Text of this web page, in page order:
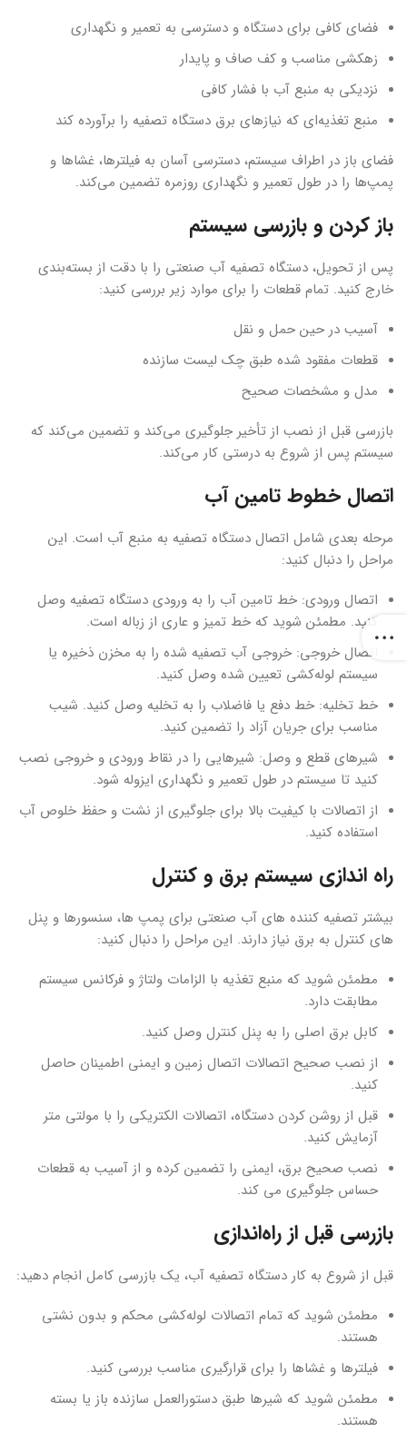
فضای کافی برای دستگاه و دسترسی به تعمیر و نگهداری
زهکشی مناسب و کف صاف و پایدار
نزدیکی به منبع آب با فشار کافی
منبع تغذیه‌ای که نیازهای برق دستگاه تصفیه را برآورده کند
فضای باز در اطراف سیستم، دسترسی آسان به فیلترها، غشاها و
پمپ‌ها را در طول تعمیر و نگهداری روزمره تضمین می‌کند.
باز کردن و بازرسی سیستم
پس از تحویل، دستگاه تصفیه آب صنعتی را با دقت از بسته‌بندی
خارج کنید. تمام قطعات را برای موارد زیر بررسی کنید:
آسیب در حین حمل و نقل
قطعات مفقود شده طبق چک لیست سازنده
مدل و مشخصات صحیح
بازرسی قبل از نصب از تأخیر جلوگیری می‌کند و تضمین می‌کند که
سیستم پس از شروع به درستی کار می‌کند.
اتصال خطوط تامین آب
مرحله بعدی شامل اتصال دستگاه تصفیه به منبع آب است. این
مراحل را دنبال کنید:
اتصال ورودی: خط تامین آب را به ورودی دستگاه تصفیه وصل
کنید. مطمئن شوید که خط تمیز و عاری از زباله است.
اتصال خروجی: خروجی آب تصفیه شده را به مخزن ذخیره یا
سیستم لوله‌کشی تعیین شده وصل کنید.
خط تخلیه: خط دفع یا فاضلاب را به تخلیه وصل کنید. شیب
مناسب برای جریان آزاد را تضمین کنید.
شیرهای قطع و وصل: شیرهایی را در نقاط ورودی و خروجی نصب
کنید تا سیستم در طول تعمیر و نگهداری ایزوله شود.
از اتصالات با کیفیت بالا برای جلوگیری از نشت و حفظ خلوص آب
استفاده کنید.
راه اندازی سیستم برق و کنترل
بیشتر تصفیه کننده های آب صنعتی برای پمپ ها، سنسورها و پنل
های کنترل به برق نیاز دارند. این مراحل را دنبال کنید:
مطمئن شوید که منبع تغذیه با الزامات ولتاژ و فرکانس سیستم
مطابقت دارد.
کابل برق اصلی را به پنل کنترل وصل کنید.
از نصب صحیح اتصالات اتصال زمین و ایمنی اطمینان حاصل
کنید.
قبل از روشن کردن دستگاه، اتصالات الکتریکی را با مولتی متر
آزمایش کنید.
نصب صحیح برق، ایمنی را تضمین کرده و از آسیب به قطعات
حساس جلوگیری می کند.
بازرسی قبل از راه‌اندازی
قبل از شروع به کار دستگاه تصفیه آب، یک بازرسی کامل انجام دهید:
مطمئن شوید که تمام اتصالات لوله‌کشی محکم و بدون نشتی
هستند.
فیلترها و غشاها را برای قرارگیری مناسب بررسی کنید.
مطمئن شوید که شیرها طبق دستورالعمل سازنده باز یا بسته
هستند.